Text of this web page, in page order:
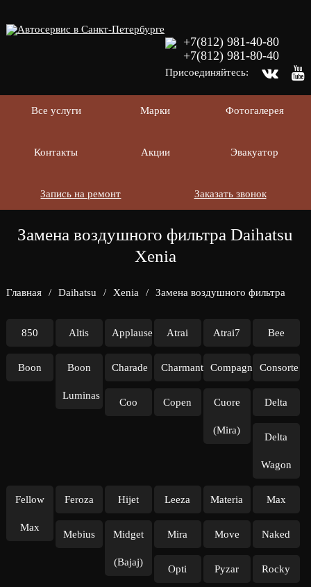
+7(812) 981-40-80
+7(812) 981-80-40
Присоединяйтесь:
Все услуги Марки Фотогалерея
Контакты Акции Эвакуатор
Заказать звонок
Запись на ремонт
Замена воздушного фильтра Daihatsu
Xenia
Главная / Daihatsu / Xenia / Замена воздушного фильтра
850 Altis Applause Atrai Atrai7 Bee
Boon Boon
Luminas
Charade Charmant Compagno Consorte
Coo Copen Cuore
(Mira)
Delta
Delta
Wagon
Fellow
Max
Feroza Hijet Leeza Materia Max
Mebius Midget
(Bajaj)
Mira Move Naked
Opti Pyzar Rocky